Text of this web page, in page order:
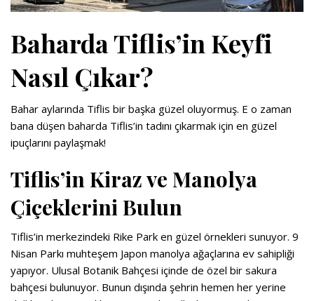
Baharda Tiflis’in Keyfi
Nasıl Çıkar?
Bahar aylarında Tiflis bir başka güzel oluyormuş. E o zaman
bana düşen baharda Tiflis’in tadını çıkarmak için en güzel
ipuçlarını paylaşmak!
Tiflis’in Kiraz ve Manolya
Çiçeklerini Bulun
Tiflis’in merkezindeki Rike Park en güzel örnekleri sunuyor. 9
Nisan Parkı muhteşem Japon manolya ağaçlarına ev sahipliği
yapıyor. Ulusal Botanik Bahçesi içinde de özel bir sakura
bahçesi bulunuyor. Bunun dışında şehrin hemen her yerine